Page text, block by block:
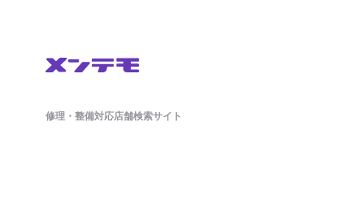
修理・整備対応店舗検索サイト